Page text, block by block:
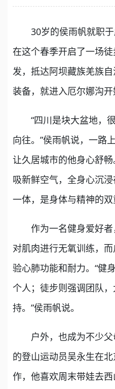
30岁的侯雨帆就职于
在这个春季开启了一场
发，抵达阿坝藏族羌族
装备，就进入厄尔娜沟开
“四川是块大盆地，很
向往。”侯雨帆说，一路
让久居城市的他身心舒
吸新鲜空气，全身心沉
一体，是身体与精神的双
作为一名健身爱好者
对肌肉进行无氧训练，
验心肺功能和耐力。“健
个人；徒步则强调团队
持。”侯雨帆说。
户外，也成为不少父
的登山运动员吴永生在
作，他喜欢周末带娃去